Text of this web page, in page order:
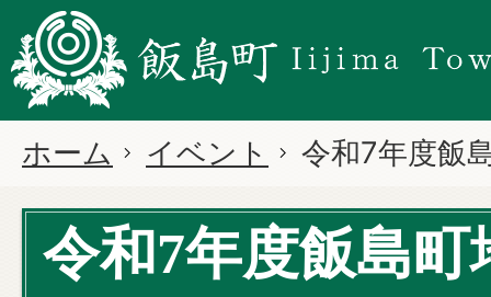
ホーム イベント 令和7年度飯
令和7年度飯島